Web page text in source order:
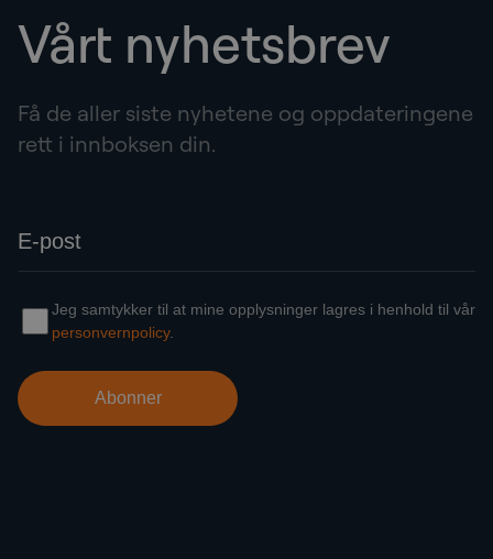
Vårt nyhetsbrev
Få de aller siste nyhetene og oppdateringene
rett i innboksen din.